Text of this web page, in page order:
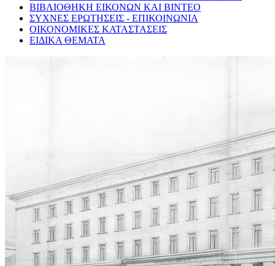
ΒΙΒΛΙΟΘΗΚΗ ΕΙΚΟΝΩΝ ΚΑΙ ΒΙΝΤΕΟ
ΣΥΧΝΕΣ ΕΡΩΤΗΣΕΙΣ - ΕΠΙΚΟΙΝΩΝΙΑ
ΟΙΚΟΝΟΜΙΚΕΣ ΚΑΤΑΣΤΑΣΕΙΣ
ΕΙΔΙΚΑ ΘΕΜΑΤΑ